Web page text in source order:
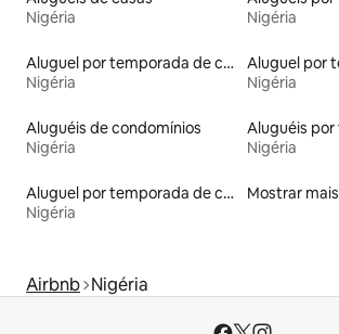
Nigéria
Nigéria
Aluguel por temporada de casas de veraneio
Nigéria
Nigéria
Aluguéis de condomínios
Nigéria
Nigéria
Aluguel por temporada de casas de hóspedes
Nigéria
Mostrar mais
Airbnb Nigéria